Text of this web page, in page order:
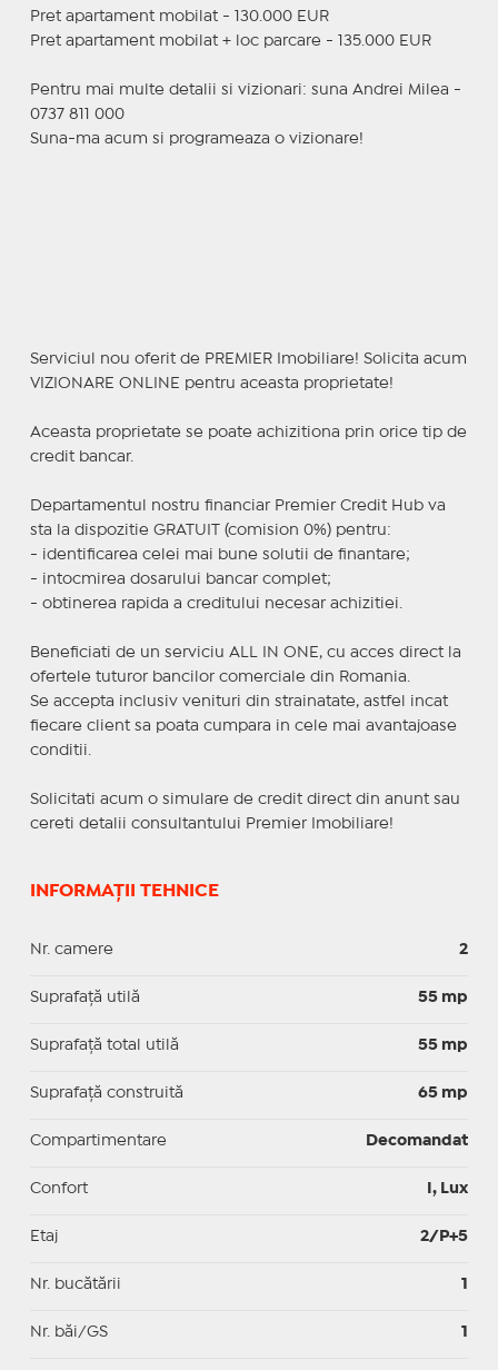
Pret apartament mobilat - 130.000 EUR
Pret apartament mobilat + loc parcare - 135.000 EUR
Pentru mai multe detalii si vizionari: suna Andrei Milea -
0737 811 000
Suna-ma acum si programeaza o vizionare!
Serviciul nou oferit de PREMIER Imobiliare! Solicita acum
VIZIONARE ONLINE pentru aceasta proprietate!
Aceasta proprietate se poate achizitiona prin orice tip de
credit bancar.
Departamentul nostru financiar Premier Credit Hub va
sta la dispozitie GRATUIT (comision 0%) pentru:
- identificarea celei mai bune solutii de finantare;
- intocmirea dosarului bancar complet;
- obtinerea rapida a creditului necesar achizitiei.
Beneficiati de un serviciu ALL IN ONE, cu acces direct la
ofertele tuturor bancilor comerciale din Romania.
Se accepta inclusiv venituri din strainatate, astfel incat
fiecare client sa poata cumpara in cele mai avantajoase
conditii.
Solicitati acum o simulare de credit direct din anunt sau
cereti detalii consultantului Premier Imobiliare!
INFORMAȚII TEHNICE
Nr. camere 2
Suprafaţă utilă 55 mp
Suprafaţă total utilă 55 mp
Suprafaţă construită 65 mp
Compartimentare Decomandat
Confort I, Lux
Etaj 2/P+5
Nr. bucătării 1
Nr. băi/GS 1